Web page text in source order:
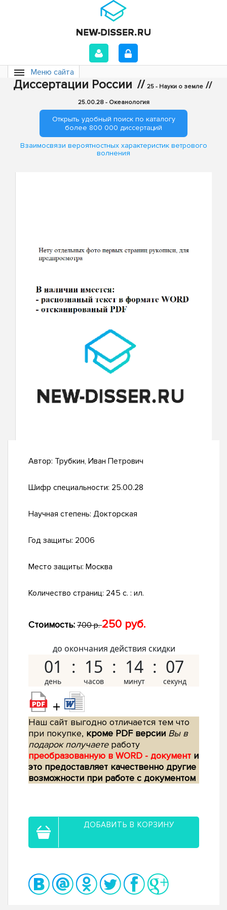
Меню сайта
Диссертации России // 25 - Науки о земле //
25.00.28 - Океанология
Открыть удобный поиск по каталогу
более 800 000 диссертаций
Взаимосвязи вероятностных характеристик ветрового
волнения
Автор: Трубкин, Иван Петрович
Шифр специальности: 25.00.28
Научная степень: Докторская
Год защиты: 2006
Место защиты: Москва
Количество страниц: 245 с. : ил.
Стоимость: 700 р.250 руб.
до окончания действия скидки
01 15 14 06
+
Наш сайт выгодно отличается тем что
при покупке, кроме PDF версии Вы в
подарок получаетеработу
преобразованную в WORD - документ и
это предоставляет качественно другие
возможности при работе с документом
ДОБАВИТЬ В КОРЗИНУ